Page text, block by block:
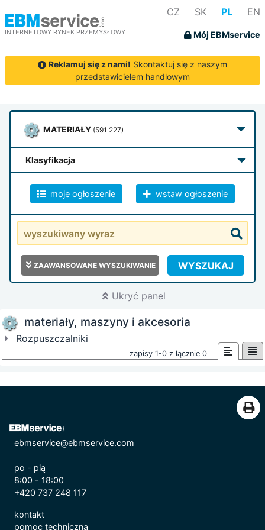
INTERNETOWY RYNEK PRZEMYSŁOWY
CZ SK PL EN
Mój EBMservice
Reklamuj się z nami! Skontaktuj się z naszym
przedstawicielem handlowym
MATERIAŁY (591 227)
klasyfikacja
moje ogłoszenie wstaw ogłoszenie
ZAAWANSOWANE WYSZUKIWANIE WYSZUKAJ
Ukryć panel
materiały, maszyny i akcesoria
Rozpuszczalniki
zapisy 1-0 z łącznie 0
ebmservice@ebmservice.com
po - pią
8:00 - 18:00
+420 737 248 117
kontakt
pomoc techniczna